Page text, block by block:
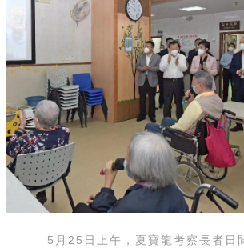
5月25日上午， 夏寶龍考察長者日